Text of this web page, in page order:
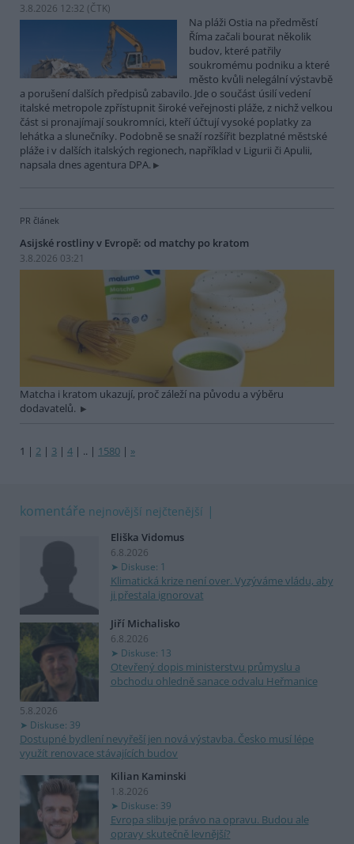
3.8.2026 12:32 (ČTK)
Na pláži Ostia na předměstí
Říma začali bourat několik
budov, které patřily
soukromému podniku a které
město kvůli nelegální výstavbě
a porušení dalších předpisů zabavilo. Jde o součást úsilí vedení
italské metropole zpřístupnit široké veřejnosti pláže, z nichž velkou
část si pronajímají soukromníci, kteří účtují vysoké poplatky za
lehátka a slunečníky. Podobně se snaží rozšířit bezplatné městské
pláže i v dalších italských regionech, například v Ligurii či Apulii,
napsala dnes agentura DPA.
PR článek
Asijské rostliny v Evropě: od matchy po kratom
3.8.2026 03:21
Matcha i kratom ukazují, proč záleží na původu a výběru
dodavatelů.
1 | 2 | 3 | 4 | .. | 1580 | »
komentáře nejnovější nejčtenější
Eliška Vidomus
6.8.2026
Diskuse: 1
Klimatická krize není over. Vyzýváme vládu, aby
ji přestala ignorovat
Jiří Michalisko
6.8.2026
Diskuse: 13
Otevřený dopis ministerstvu průmyslu a
obchodu ohledně sanace odvalu Heřmanice
5.8.2026
Diskuse: 39
Dostupné bydlení nevyřeší jen nová výstavba. Česko musí lépe
využít renovace stávajících budov
Kilian Kaminski
1.8.2026
Diskuse: 39
Evropa slibuje právo na opravu. Budou ale
opravy skutečně levnější?